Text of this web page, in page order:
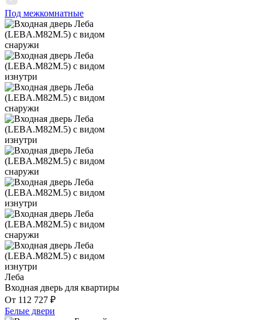
Под межкомнатные
Леба
Входная дверь для квартиры
От 112 727 ₽
Белые двери